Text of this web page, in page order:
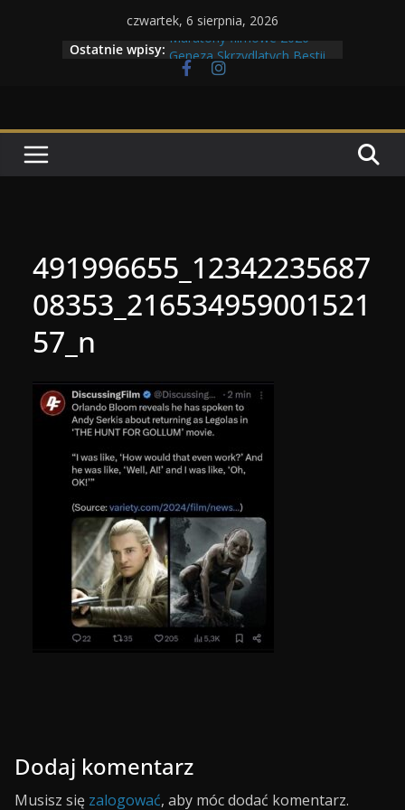
czwartek, 6 sierpnia, 2026
Ostatnie wpisy: Maratony filmowe 2026
Geneza Skrzydlatych Bestii
Wojna krasnoludów z elfami
491996655_12342235687
08353_216534959001521
57_n
Dodaj komentarz
Musisz się zalogować, aby móc dodać komentarz.